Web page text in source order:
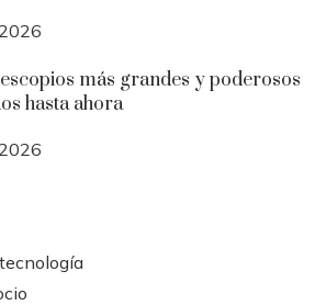
más grandes y poderosos
hasta ahora